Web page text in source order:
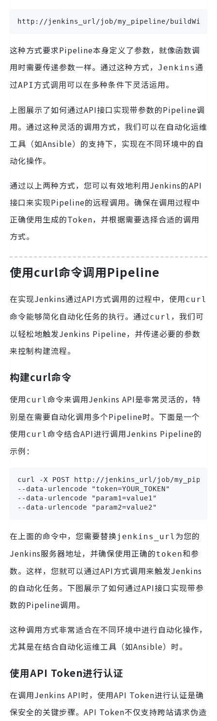
http://jenkins_url/job/my_pipeline/
这种方式要求Pipeline本身定义了参数，就像函数调
用时需要传递参数一样。通过这种方式，
Jenkins通
过API方式调用 可以在多种条件下灵活运用。
上图展示了如何通过API接口实现带参数的Pipeline调
用。通过这种灵活的调用方式，我们可以在自动化运维
工具（如Ansible）的支持下，实现在不同环境中的自
动化操作。
通过以上两种方式，您可以有效地利用Jenkins的API
接口来实现Pipeline的远程调用。确保在调用过程中
正确使用生成的Token，并根据需要选择合适的调用
方式。
使用curl命令调用Pipeline
在实现Jenkins通过API方式调用的过程中，使用curl
命令能够简化自动化任务的执行。通过curl ，我们可
以轻松地触发Jenkins Pipeline，并传递必要的参数
来控制构建流程。
构建curl命令
使用curl命令来调用Jenkins API是非常灵活的，特
别是在需要自动化调用多个Pipeline时。下面是一个
使用curl命令结合API进行调用Jenkins Pipeline的
示例：
curl -X POST http://jenkins_url/job/
--data-urlencode "token=YOUR_TOKEN"
--data-urlencode "param1=value1"
--data-urlencode "param2=value2"
在上面的命令中，您需要替换jenkins_url 为您的
Jenkins服务器地址，并确保使用正确的token和参
数。这样，您就可以通过API方式调用来触发Jenkins
的自动化任务。下图展示了如何通过API接口实现带参
数的Pipeline调用。
这种调用方式非常适合在不同环境中进行自动化操作，
尤其是在结合自动化运维工具（如Ansible）时。
使用API Token进行认证
在调用Jenkins API时，使用API Token进行认证是确
保安全的关键步骤。API Token不仅支持跨站请求伪造